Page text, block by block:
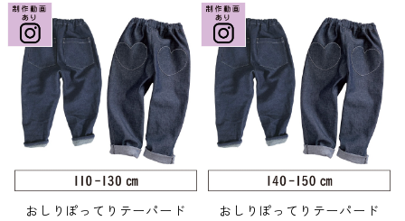
おしりぽってりテーパード
おしりぽってりテーパード